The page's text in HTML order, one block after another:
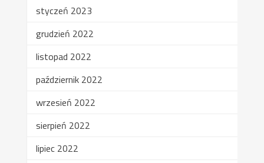
styczeń 2023
grudzień 2022
listopad 2022
październik 2022
wrzesień 2022
sierpień 2022
lipiec 2022